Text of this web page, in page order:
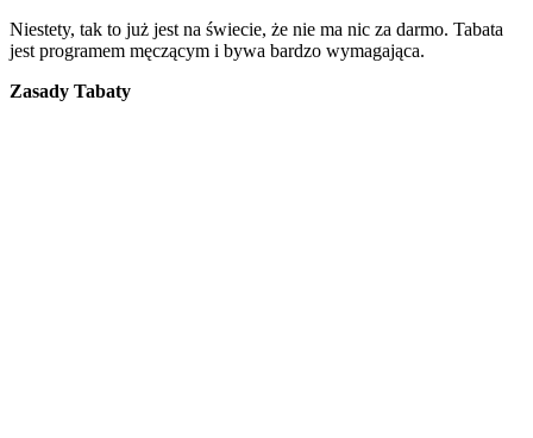
Niestety, tak to już jest na świecie, że nie ma nic za darmo. Tabata
jest programem męczącym i bywa bardzo wymagająca.
Zasady Tabaty